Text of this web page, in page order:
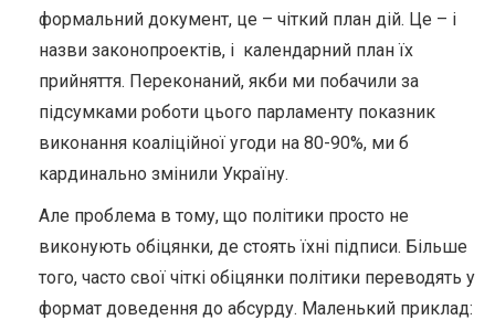
формальний документ, це – чіткий план дій. Це – і
назви законопроектів, і календарний план їх
прийняття. Переконаний, якби ми побачили за
підсумками роботи цього парламенту показник
виконання коаліційної угоди на 80-90%, ми б
кардинально змінили Україну.
Але проблема в тому, що політики просто не
виконують обіцянки, де стоять їхні підписи. Більше
того, часто свої чіткі обіцянки політики переводять у
формат доведення до абсурду. Маленький приклад: